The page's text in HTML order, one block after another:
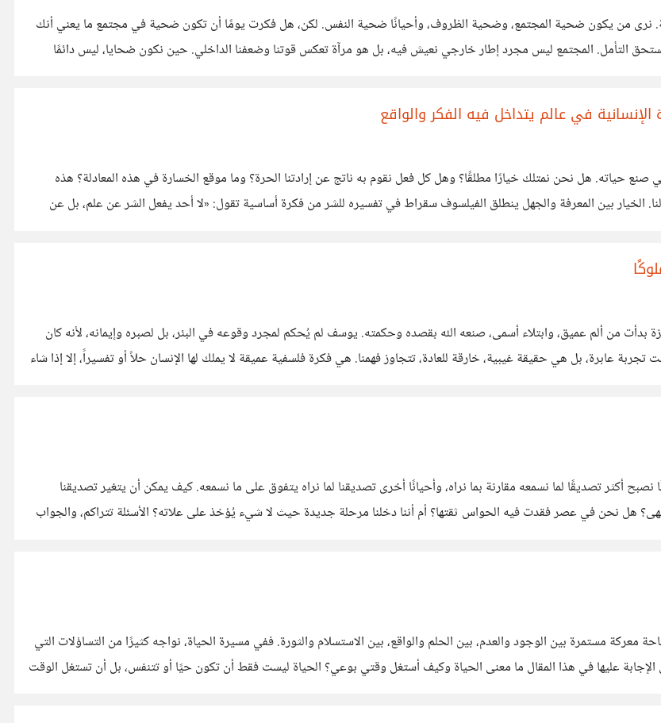
نرى من يكون ضحية المجتمع، وضحية الظروف، وأحيانًا ضحية النفس. لكن، هل فكرت يومًا أن تكون ضحية في مجتمع ما يعني أنك
في واقع الأمر ضحية لنفسك؟ هذه المقولة تحمل في طياتها عمقًا فلسفيًا يستحق التأمل. المجتمع ليس مجرد إطار خارجي نعيش فيه، بل هو مرآة تعكس قوتنا وضعفنا الداخلي. حين نكون ضحايا، ليس دائمًا
في عالم يتداخل فيه الفكر والواقع
صنع حياته. هل نحن نمتلك خيارًا مطلقًا؟ وهل كل فعل نقوم به ناتج عن إرادتنا الحرة؟ وما موقع الخسارة في هذه المعادلة؟ هذه
الأسئلة تفتح أبوابًا للتأمل العميق في طبيعة الاختيار ومسؤوليتنا تجاه أفعالنا. الخيار بين المعرفة والجهل ينطلق الفيلسوف سقراط في تفسيره للشر من فكرة أساسية تقول: «لا أحد يفعل الشر عن علم، بل عن
من ألم عميق، وابتلاء أسمى، صنعه الله بقصده وحكمته. يوسف لم يُحكم لمجرد وقوعه في البئر، بل لصبره وإيمانه، لأنه كان
قصة انتهت بانتصار عظيم. إرادة الله هنا ليست تجربة عابرة، بل هي حقيقة غيبية، خارقة للعادة، تتجاوز فهمنا. هي فكرة فلسفية عميقة لا يملك لها الإنسان حلاً أو تفسيراً، إلا إذا شاء
نصبح أكثر تصديقًا لما نسمعه مقارنة بما نراه، وأحيانًا أخرى تصديقنا لما نراه يتفوق على ما نسمعه. كيف يمكن أن يتغير تصديقنا
هل نحن في عصر فقدت فيه الحواس ثقتها؟ أم أننا دخلنا مرحلة جديدة حيث لا شيء يُؤخذ على علاته؟ الأسئلة تتراكم، والجواب
مستمرة بين الوجود والعدم، بين الحلم والواقع، بين الاستسلام والثورة. ففي مسيرة الحياة، نواجه كثيرًا من التساؤلات التي
تزعجنا وتحثنا على التفكير العميق. من بين أهم هذه الأسئلة، التي سأحاول الإجابة عليها في هذا المقال ما معنى الحياة وكيف أستغل وقتي بوعي؟ الحياة ليست فقط أن تكون حيًا أو تتنفس، بل أن تستغل الوقت